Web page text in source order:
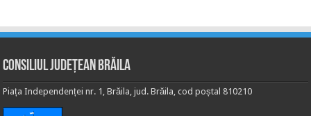
Consiliul Județean Brăila
Piața Independenței nr. 1, Brăila, jud. Brăila, cod poștal 810210